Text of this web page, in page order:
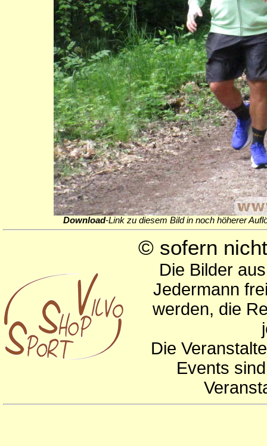
Download-Link zu diesem Bild in noch höherer
© sofern
Die Bilder
Jedermann
werden, die
Die
Events